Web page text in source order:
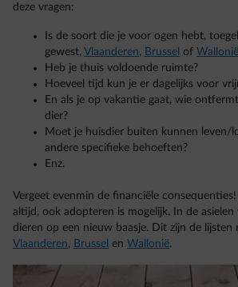
deze vragen:
Is de soort die je voor ogen hebt,
gewest, Vlaanderen, Brussel of Wallonië
Heb je thuis voldoende ruimte?
Hoeveel tijd kun je er dagelijks voor
En als je op vakantie gaat, wie
dier?
Moet je huisdier buiten kunnen leven/
andere specifieke behoeften?
Enz.
Vergeet evenmin de financiële
altijd, ook adopteren is mogelijk. In de
dieren op een nieuw baasje. Dit zijn de lijsten
Vlaanderen, Brussel en Wallonië.